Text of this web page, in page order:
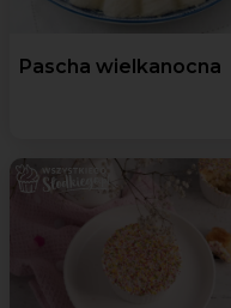
Pascha wielkanocna